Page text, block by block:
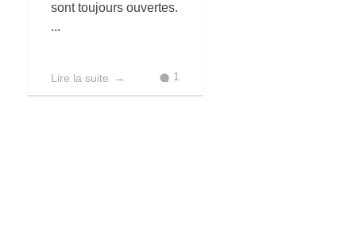
sont toujours ouvertes.
...
Lire la suite 1